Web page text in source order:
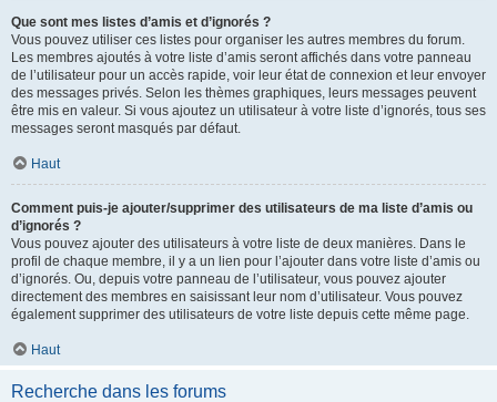
Que sont mes listes d’amis et d’ignorés ?
Vous pouvez utiliser ces listes pour organiser les autres membres du forum.
Les membres ajoutés à votre liste d’amis seront affichés dans votre panneau
de l’utilisateur pour un accès rapide, voir leur état de connexion et leur envoyer
des messages privés. Selon les thèmes graphiques, leurs messages peuvent
être mis en valeur. Si vous ajoutez un utilisateur à votre liste d’ignorés, tous ses
messages seront masqués par défaut.
Haut
Comment puis-je ajouter/supprimer des utilisateurs de ma liste d’amis ou
d’ignorés ?
Vous pouvez ajouter des utilisateurs à votre liste de deux manières. Dans le
profil de chaque membre, il y a un lien pour l’ajouter dans votre liste d’amis ou
d’ignorés. Ou, depuis votre panneau de l’utilisateur, vous pouvez ajouter
directement des membres en saisissant leur nom d’utilisateur. Vous pouvez
également supprimer des utilisateurs de votre liste depuis cette même page.
Haut
Recherche dans les forums